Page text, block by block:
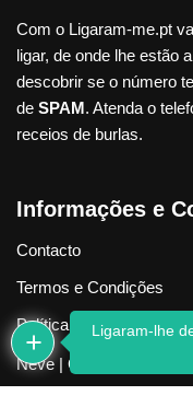
Com o Ligaram-me.pt
ligar, de onde lhe estão
descobrir se o número
de SPAM. Atenda o
receios de burlas.
Informações e
Contacto
Termos e Condições
Política de Privacidade
Neve| Criado com
Ligaram-lhe